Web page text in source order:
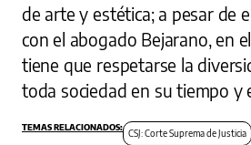
de arte y estética; a pesar de
con el abogado Bejarano, en
tiene que respetarse la
toda sociedad en su tiempo y
CSJ: Corte Suprema de Justicia